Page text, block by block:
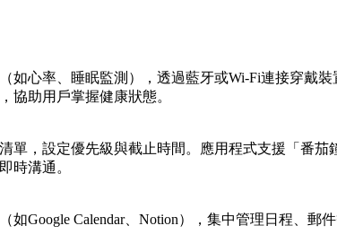
如心率、睡眠監測），透過藍牙或Wi-Fi連接穿戴
協助用戶掌握健康狀態。
單，設定優先級與截止時間。應用程式支援「番
時溝通。
如Google Calendar、Notion），集中管理日程、